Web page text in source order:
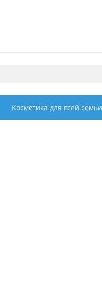
Косметика для всей семьи